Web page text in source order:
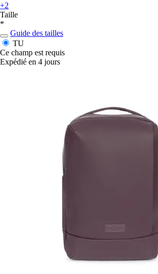
+2
Taille
*
Guide des tailles
TU
Ce champ est requis
Expédié en 4 jours